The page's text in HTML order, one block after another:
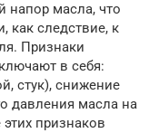
напор масла, что
как следствие, к
Признаки
в себя:
стук), снижение
давления масла на
признаков